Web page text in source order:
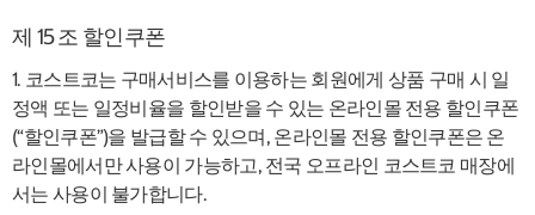
제 15 조 할인쿠폰
1. 코스트코는 구매서비스를 이용하는 회원에게 상품 구매 시 일
정액 또는 일정비율을 할인받을 수 있는 온라인몰 전용 할인쿠폰
(“할인쿠폰”)을 발급할 수 있으며, 온라인몰 전용 할인쿠폰은 온
라인몰에서만 사용이 가능하고, 전국 오프라인 코스트코 매장에
서는 사용이 불가합니다.